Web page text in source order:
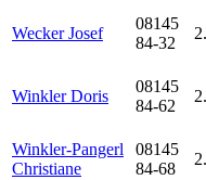
Wecker Josef
08145
84-32
Winkler Doris
08145
84-62
Winkler-Pangerl
Christiane
08145
84-68